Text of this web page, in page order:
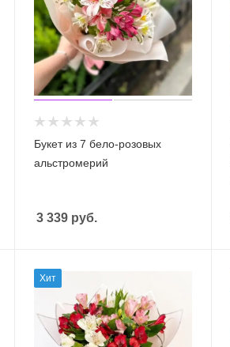
Букет из 7 бело-розовых
альстромерий
3 339 руб.
Хит